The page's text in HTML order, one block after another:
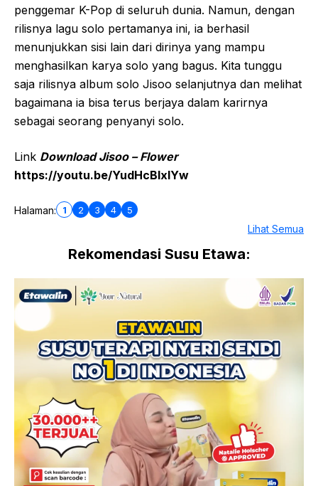
penggemar K-Pop di seluruh dunia. Namun, dengan
rilisnya lagu solo pertamanya ini, ia berhasil
menunjukkan sisi lain dari dirinya yang mampu
menghasilkan karya solo yang bagus. Kita tunggu
saja rilisnya album solo Jisoo selanjutnya dan melihat
bagaimana ia bisa terus berjaya dalam karirnya
sebagai seorang penyanyi solo.
Link Download Jisoo – Flower
https://youtu.be/YudHcBIxlYw
Halaman: 1 2 3 4 5
Lihat Semua
Rekomendasi Susu Etawa: